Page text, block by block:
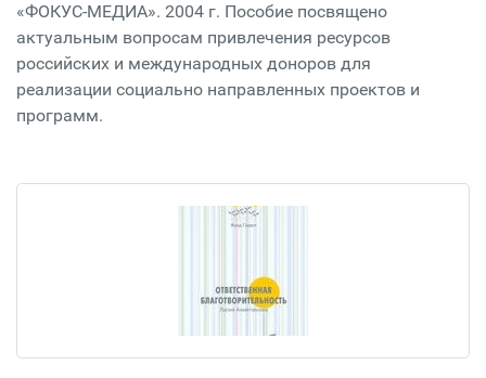
«ФОКУС-МЕДИА». 2004 г. Пособие посвящено
актуальным вопросам привлечения ресурсов
российских и международных доноров для
реализации социально направленных проектов и
программ.